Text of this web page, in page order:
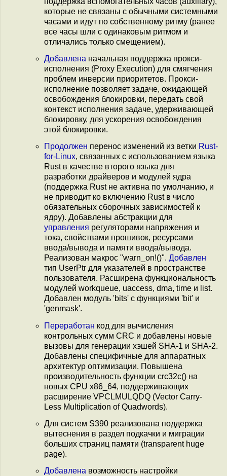
которые не связаны с обычными системными
часами и идут по собственному ритму (ранее
все часы шли с одинаковым ритмом и
отличались только смещением).
Добавлена начальная поддержка прокси-
исполнения (Proxy Execution) для смягчения
проблем инверсии приоритетов. Прокси-
исполнение позволяет задаче, ожидающей
освобождения блокировки, передать свой
контекст исполнения задаче, удерживающей
блокировку, для ускорения освобождения
этой блокировки.
Продолжен перенос изменений из ветки Rust-
for-Linux, связанных с использованием языка
Rust в качестве второго языка для
разработки драйверов и модулей ядра
(поддержка Rust не активна по умолчанию, и
не приводит ко включению Rust в число
обязательных сборочных зависимостей к
ядру). Добавлены абстракции для
управления регуляторами напряжения и
тока, свойствами прошивок, ресурсами
ввода/вывода и памяти ввода/вывода.
Реализован макрос "warn_on!()". Добавлен
тип UserPtr для указателей в пространстве
пользователя. Расширена функциональность
модулей workqueue, uaccess, dma, time и list.
Добавлен модуль 'bits' с функциями 'bit' и
'genmask'.
Переработан код для вычисления
контрольных сумм CRC и добавлены новые
вызовы для генерации хэшей SHA-1 и SHA-2.
Добавлены специфичные для аппаратных
архитектур оптимизации. Повышена
производительность функции crc32c() на
новых CPU x86_64, поддерживающих
расширение VPCLMULQDQ (Vector Carry-
Less Multiplication of Quadwords).
Для систем S390 реализована поддержка
вытеснения в раздел подкачки и миграции
больших страниц памяти (transparent huge
page).
Добавлена возможность настройки